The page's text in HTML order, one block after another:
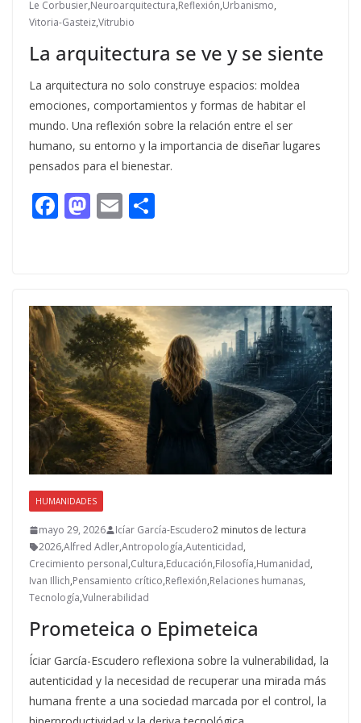
Le Corbusier,Neuroarquitectura,Reflexión,Urbanismo,
Vitoria-Gasteiz,Vitrubio
La arquitectura se ve y se siente
La arquitectura no solo construye espacios: moldea
emociones, comportamientos y formas de habitar el
mundo. Una reflexión sobre la relación entre el ser
humano, su entorno y la importancia de diseñar lugares
pensados para el bienestar.
F
o
o
k
M
o
n
E
ar
ti
r
HUMANIDADES
mayo 29, 2026 Icíar García-Escudero2 minutos de lectura
2026,Alfred Adler,Antropología,Autenticidad,
Crecimiento personal,Cultura,Educación,Filosofía,Humanidad,
Ivan Illich,Pensamiento crítico,Reflexión,Relaciones humanas,
Tecnología,Vulnerabilidad
Prometeica o Epimeteica
Íciar García-Escudero reflexiona sobre la vulnerabilidad, la
autenticidad y la necesidad de recuperar una mirada más
humana frente a una sociedad marcada por el control, la